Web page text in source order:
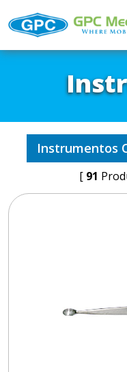
Instrumentos
[ 91